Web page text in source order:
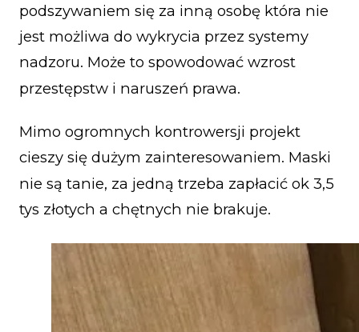
podszywaniem się za inną osobę która nie
jest możliwa do wykrycia przez systemy
nadzoru. Może to spowodować wzrost
przestępstw i naruszeń prawa.
Mimo ogromnych kontrowersji projekt
cieszy się dużym zainteresowaniem. Maski
nie są tanie, za jedną trzeba zapłacić ok 3,5
tys złotych a chętnych nie brakuje.